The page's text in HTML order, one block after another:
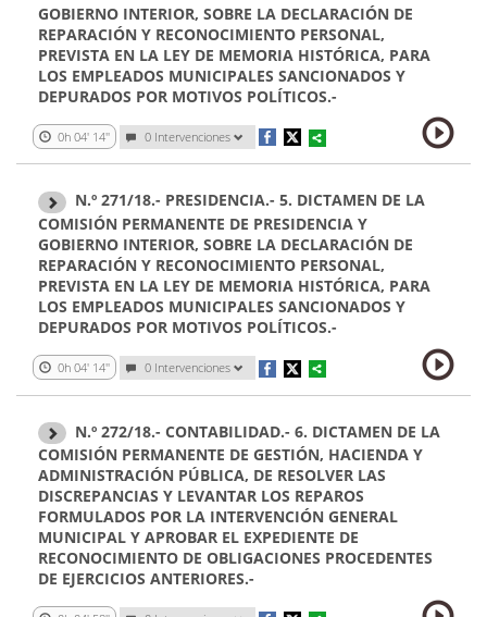
GOBIERNO INTERIOR, SOBRE LA DECLARACIÓN DE
REPARACIÓN Y RECONOCIMIENTO PERSONAL,
PREVISTA EN LA LEY DE MEMORIA HISTÓRICA, PARA
LOS EMPLEADOS MUNICIPALES SANCIONADOS Y
DEPURADOS POR MOTIVOS POLÍTICOS.-
0h 04' 14'' 0 Intervenciones
N.º 271/18.- PRESIDENCIA.- 5. DICTAMEN DE LA
COMISIÓN PERMANENTE DE PRESIDENCIA Y
GOBIERNO INTERIOR, SOBRE LA DECLARACIÓN DE
REPARACIÓN Y RECONOCIMIENTO PERSONAL,
PREVISTA EN LA LEY DE MEMORIA HISTÓRICA, PARA
LOS EMPLEADOS MUNICIPALES SANCIONADOS Y
DEPURADOS POR MOTIVOS POLÍTICOS.-
0h 04' 14'' 0 Intervenciones
N.º 272/18.- CONTABILIDAD.- 6. DICTAMEN DE LA
COMISIÓN PERMANENTE DE GESTIÓN, HACIENDA Y
ADMINISTRACIÓN PÚBLICA, DE RESOLVER LAS
DISCREPANCIAS Y LEVANTAR LOS REPAROS
FORMULADOS POR LA INTERVENCIÓN GENERAL
MUNICIPAL Y APROBAR EL EXPEDIENTE DE
RECONOCIMIENTO DE OBLIGACIONES PROCEDENTES
DE EJERCICIOS ANTERIORES.-